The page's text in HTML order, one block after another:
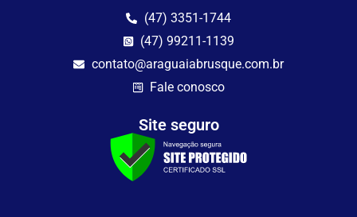
(47) 3351-1744
(47) 99211-1139
contato@araguaiabrusque.com.br
Fale conosco
Site seguro